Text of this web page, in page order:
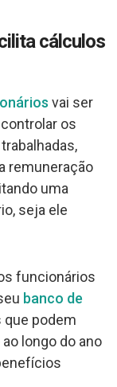
cálculos
vai ser
os
remuneração
uma
seja ele
funcionários
banco de
que podem
longo do ano